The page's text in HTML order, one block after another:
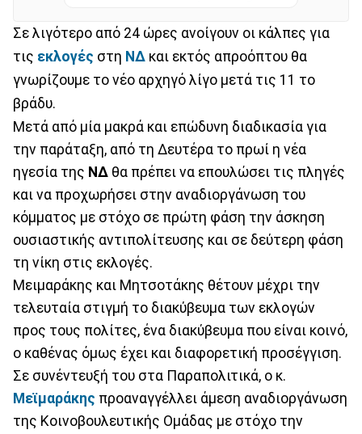
Σε λιγότερο από 24 ώρες ανοίγουν οι κάλπες για
τις εκλογές στη ΝΔ και εκτός απροόπτου θα
γνωρίζουμε το νέο αρχηγό λίγο μετά τις 11 το
βράδυ.
Μετά από μία μακρά και επώδυνη διαδικασία για
την παράταξη, από τη Δευτέρα το πρωί η νέα
ηγεσία της ΝΔ θα πρέπει να επουλώσει τις πληγές
και να προχωρήσει στην αναδιοργάνωση του
κόμματος με στόχο σε πρώτη φάση την άσκηση
ουσιαστικής αντιπολίτευσης και σε δεύτερη φάση
τη νίκη στις εκλογές.
Μειμαράκης και Μητσοτάκης θέτουν μέχρι την
τελευταία στιγμή το διακύβευμα των εκλογών
προς τους πολίτες, ένα διακύβευμα που είναι κοινό,
ο καθένας όμως έχει και διαφορετική προσέγγιση.
Σε συνέντευξή του στα Παραπολιτικά, ο κ.
Μεϊμαράκης προαναγγέλλει άμεση αναδιοργάνωση
της Κοινοβουλευτικής Ομάδας με στόχο την